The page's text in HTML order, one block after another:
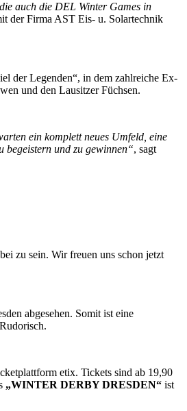
auch die DEL Winter Games in
der Firma AST Eis- u. Solartechnik
der Legenden“, in dem zahlreiche Ex-
und den Lausitzer Füchsen.
ein komplett neues Umfeld, eine
begeistern und zu gewinnen“, sagt
zu sein. Wir freuen uns schon jetzt
abgesehen. Somit ist eine
etix. Tickets sind ab 19,90
„WINTER DERBY DRESDEN“ ist